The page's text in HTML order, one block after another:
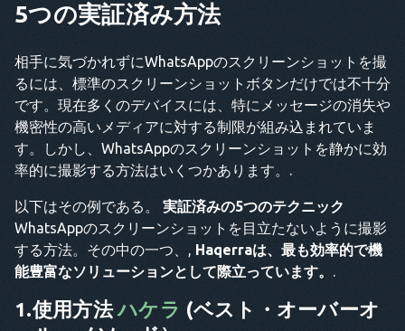
5つの実証済み方法
相手に気づかれずにWhatsAppのスクリーンショットを撮
るには、標準のスクリーンショットボタンだけでは不十分
です。現在多くのデバイスには、特にメッセージの消失や
機密性の高いメディアに対する制限が組み込まれていま
す。しかし、WhatsAppのスクリーンショットを静かに効
率的に撮影する方法はいくつかあります。.
以下はその例である。 実証済みの5つのテクニック
WhatsAppのスクリーンショットを目立たないように撮影
する方法。その中の一つ、, Haqerraは、最も効率的で機
能豊富なソリューションとして際立っています。 .
1.使用方法ハケラ (ベスト・オーバーオ